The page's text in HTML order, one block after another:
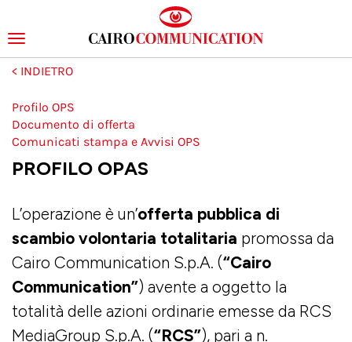
Salta
contenuto
principale
Toggle
navigation
Menu
OPS
Profilo OPS
Documento di offerta
Comunicati stampa e Avvisi OPS
PROFILO OPAS
L’operazione è un’offerta pubblica di
scambio volontaria totalitaria promossa da
Cairo Communication S.p.A. (“Cairo
Communication”) avente a oggetto la
totalità delle azioni ordinarie emesse da RCS
MediaGroup S.p.A. (“RCS”), pari a n.